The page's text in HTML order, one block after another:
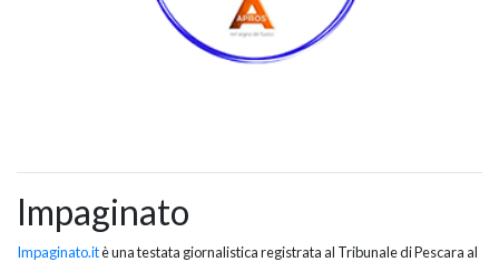
Impaginato
Impaginato.itè una testata giornalistica registrata al Tribunale di Pescara al